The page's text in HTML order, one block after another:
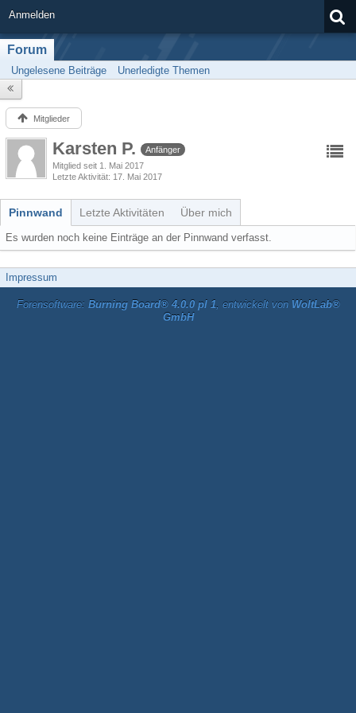
Anmelden
Forum
Ungelesene Beiträge Unerledigte Themen
Mitglieder
Karsten P.
Anfänger
Mitglied seit 1. Mai 2017
Letzte Aktivität 17. Mai 2017
Pinnwand Letzte Aktivitäten Über mich
Es wurden noch keine Einträge an der Pinnwand verfasst.
Impressum
Forensoftware: Burning Board® 4.0.0 pl 1, entwickelt von WoltLab®
GmbH